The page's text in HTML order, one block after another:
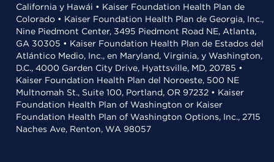
California y Hawái • Kaiser Foundation Health Plan de
Colorado • Kaiser Foundation Health Plan de Georgia, Inc.,
Nine Piedmont Center, 3495 Piedmont Road NE, Atlanta,
GA 30305 • Kaiser Foundation Health Plan de Estados del
Atlántico Medio, Inc., en Maryland, Virginia, y Washington,
D.C., 4000 Garden City Drive, Hyattsville, MD, 20785 •
Kaiser Foundation Health Plan del Noroeste, 500 NE
Multnomah St., Suite 100, Portland, OR 97232 • Kaiser
Foundation Health Plan of Washington or Kaiser
Foundation Health Plan of Washington Options, Inc., 2715
Naches Ave, Renton, WA 98057